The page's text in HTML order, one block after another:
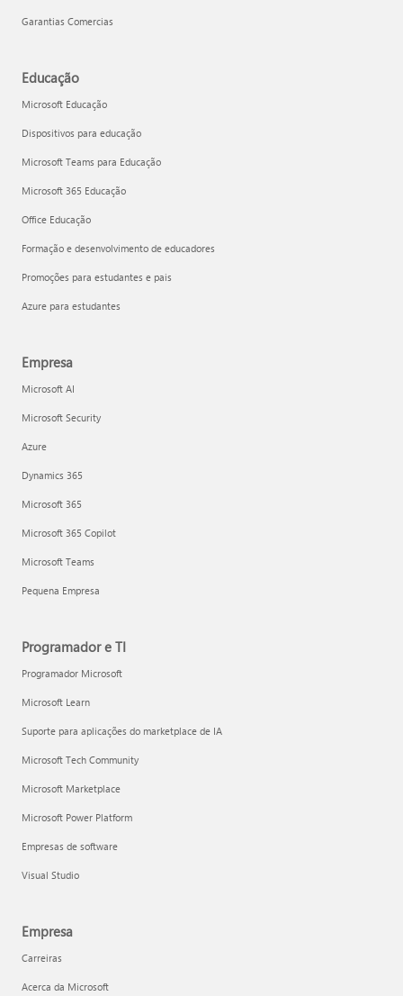
Garantias Comercias
Educação
Microsoft Educação
Dispositivos para educação
Microsoft Teams para Educação
Microsoft 365 Educação
Office Educação
Formação e desenvolvimento de educadores
Promoções para estudantes e pais
Azure para estudantes
Empresa
Microsoft AI
Microsoft Security
Azure
Dynamics 365
Microsoft 365
Microsoft 365 Copilot
Microsoft Teams
Pequena Empresa
Programador e TI
Programador Microsoft
Microsoft Learn
Suporte para aplicações do marketplace de IA
Microsoft Tech Community
Microsoft Marketplace
Microsoft Power Platform
Empresas de software
Visual Studio
Empresa
Carreiras
Acerca da Microsoft